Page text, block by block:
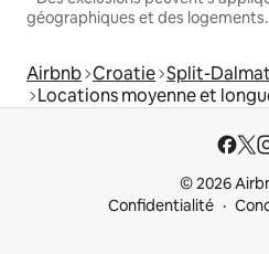
géographiques et des logements.
Airbnb Croatie Split-
Locations moyenne et
© 2026
Confidentialité